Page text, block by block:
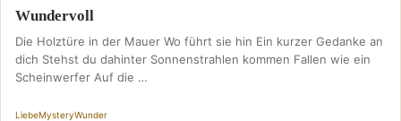
Wundervoll
Die Holztüre in der Mauer Wo führt sie hin Ein kurzer Gedanke an
dich Stehst du dahinter Sonnenstrahlen kommen Fallen wie ein
Scheinwerfer Auf die …
LiebeMysteryWunder